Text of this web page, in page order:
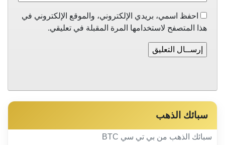
احفظ اسمي، بريدي الإلكتروني، والموقع الإلكتروني في
هذا المتصفح لاستخدامها المرة المقبلة في تعليقي.
سبائك الذهب
سبائك الذهب من بي تي سي BTC